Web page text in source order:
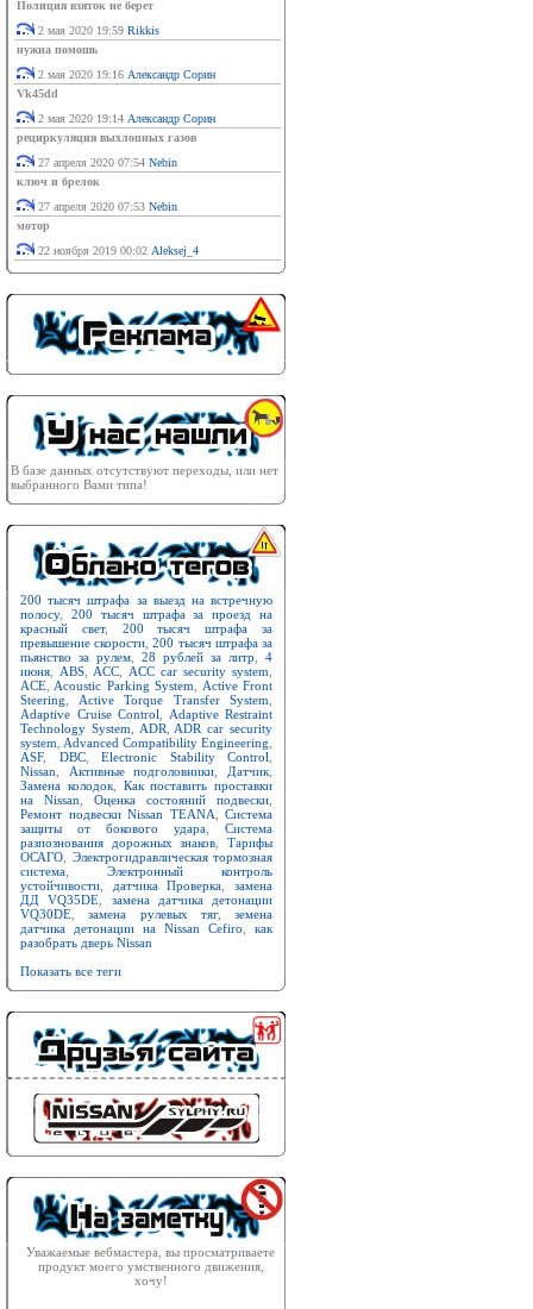
Полиция взяток не берет
2 мая 2020 19:59 Rikkis
нужна помошь
2 мая 2020 19:16 Александр Сорин
Vk45dd
2 мая 2020 19:14 Александр Сорин
рециркуляция выхлопных газов
27 апреля 2020 07:54 Nebin
ключ и брелок
27 апреля 2020 07:53 Nebin
мотор
22 ноября 2019 00:02 Aleksej_4
В базе данных отсутствуют переходы, или нет
выбранного Вами типа!
200 тысяч штрафа за выезд на встречную
полосу, 200 тысяч штрафа за проезд на
красный свет, 200 тысяч штрафа за
превышение скорости ,200 тысяч штрафа за
пьянство за рулем
28 рублей за литр
4
июня
ABS ACC ACC car security system
ACE Acoustic Parking System
Active Front
Steering
Active Torque Transfer System
Adaptive Cruise Control
Adaptive Restraint
Technology System
ADR
ADR car security
system Advanced Compatibility Engineering
ASF, DBC, Electronic Stability Control
Nissan
Активные подголовники Датчик
Замена колодок, Как поставить проставки
на Nissan
Оценка состояний подвески
Ремонт подвески Nissan TEANA
Система
защиты от бокового удара
Система
разпознования дорожных знаков ,Тарифы
ОСАГО
Электрогидравлическая тормозная
система
Электронный контроль
устойчивости
датчика Проверка ,замена
ДД VQ35DE
замена датчика детонации
VQ30DE ,замена рулевых тяг, земена
датчика детонации на Nissan Cefiro
как
разобрать дверь Nissan
Показать все теги
Уважаемые вебмастера, вы просматриваете
продукт моего умственного движения,
хочу!